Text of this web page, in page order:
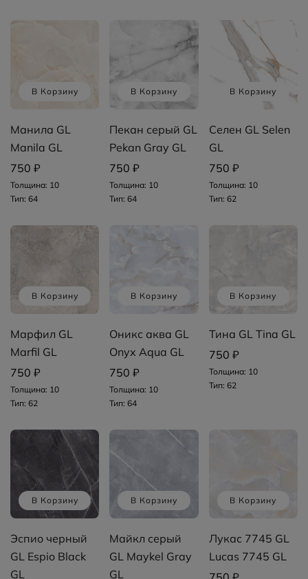
В Корзину
Манила GL
Manila GL
750 ₽
Толщина: 10
Тип: 64
В Корзину
Пекан серый GL
Pekan Gray GL
750 ₽
Толщина: 10
Тип: 64
В Корзину
Селен GL Selen
GL
750 ₽
Толщина: 10
Тип: 62
В Корзину
Марфил GL
Marfil GL
750 ₽
Толщина: 10
Тип: 62
В Корзину
Оникс аква GL
Onyx Aqua GL
750 ₽
Толщина: 10
Тип: 64
В Корзину
Тина GL Tina GL
750 ₽
Толщина: 10
Тип: 62
В Корзину
Эспио черный
GL Espio Black
GL
В Корзину
Майкл серый
GL Maykel Gray
GL
В Корзину
Лукас 7745 GL
Lucas 7745 GL